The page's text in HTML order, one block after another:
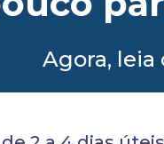
Agora, leia